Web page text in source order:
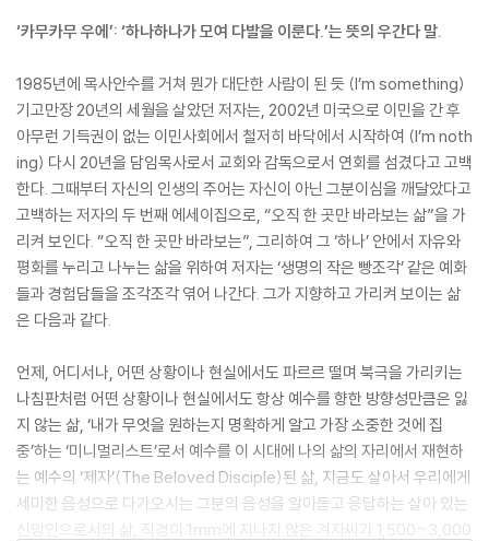
‘카무카무 우에’: ‘하나하나가 모여 다발을 이룬다.’는 뜻의 우간다 말.
1985년에 목사안수를 거쳐 뭔가 대단한 사람이 된 듯 (I’m something)
기고만장 20년의 세월을 살았던 저자는, 2002년 미국으로 이민을 간 후
아무런 기득권이 없는 이민사회에서 철저히 바닥에서 시작하여 (I’m noth
ing) 다시 20년을 담임목사로서 교회와 감독으로서 연회를 섬겼다고 고백
한다. 그때부터 자신의 인생의 주어는 자신이 아닌 그분이심을 깨달았다고
고백하는 저자의 두 번째 에세이집으로, “오직 한 곳만 바라보는 삶”을 가
리켜 보인다. “오직 한 곳만 바라보는”, 그리하여 그 ‘하나’ 안에서 자유와
평화를 누리고 나누는 삶을 위하여 저자는 ‘생명의 작은 빵조각’ 같은 예화
들과 경험담들을 조각조각 엮어 나간다. 그가 지향하고 가리켜 보이는 삶
은 다음과 같다.
언제, 어디서나, 어떤 상황이나 현실에서도 파르르 떨며 북극을 가리키는
나침판처럼 어떤 상황이나 현실에서도 항상 예수를 향한 방향성만큼은 잃
지 않는 삶, ‘내가 무엇을 원하는지 명확하게 알고 가장 소중한 것에 집
중’하는 ‘미니멀리스트’로서 예수를 이 시대에 나의 삶의 자리에서 재현하
는 예수의 ‘제자’(The Beloved Disciple)된 삶, 지금도 살아서 우리에게
세미한 음성으로 다가오시는 그분의 음성을 알아듣고 응답하는 살아 있는
신앙인으로서의 삶, 직경이 1mm에 지나지 않은 겨자씨가 1,500~3,000